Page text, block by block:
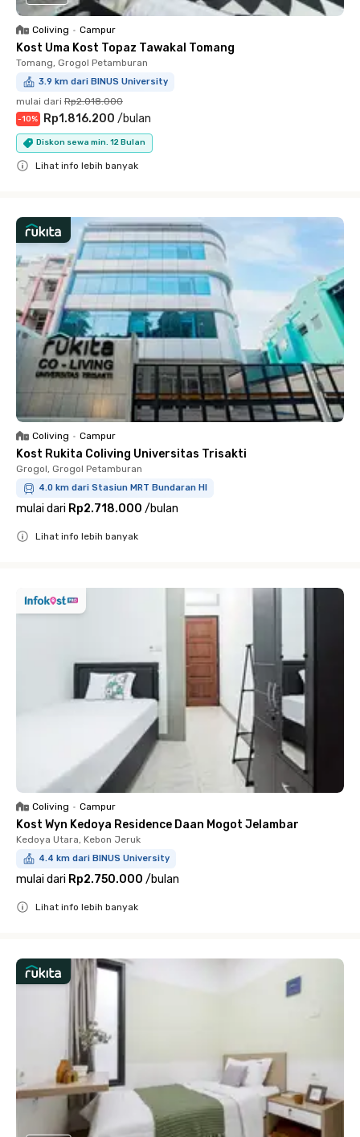
Coliving • Campur
Kost Uma Kost Topaz Tawakal Tomang
Tomang, Grogol Petamburan
3.9 km dari BINUS University
mulai dari Rp2.018.000
-10% Rp1.816.200 /bulan
Diskon sewa min. 12 Bulan
Lihat info lebih banyak
Coliving • Campur
Kost Rukita Coliving Universitas Trisakti
Grogol, Grogol Petamburan
4.0 km dari Stasiun MRT Bundaran HI
mulai dari Rp2.718.000 /bulan
Lihat info lebih banyak
Coliving • Campur
Kost Wyn Kedoya Residence Daan Mogot Jelambar
Kedoya Utara, Kebon Jeruk
4.4 km dari BINUS University
mulai dari Rp2.750.000 /bulan
Lihat info lebih banyak